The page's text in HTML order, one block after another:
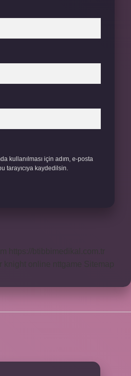
kullanılması için adım, e-posta
tarayıcıya kaydedilsin.